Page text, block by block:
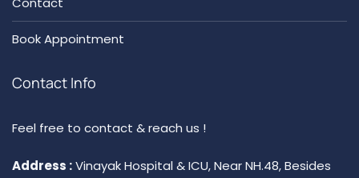
Book Appointment
Contact Info
Feel free to contact & reach us !
Address :Vinayak Hospital & ICU, Near NH.48, Besides